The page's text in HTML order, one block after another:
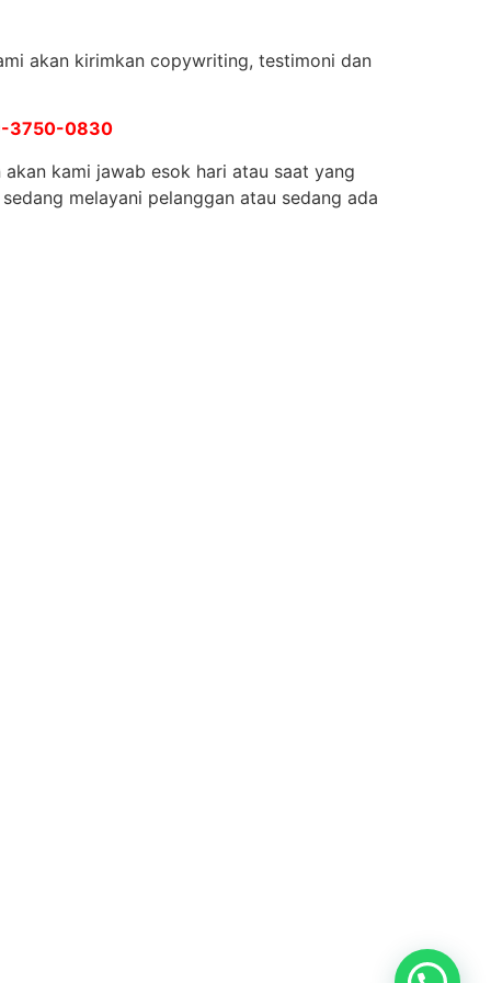
akan kirimkan copywriting, testimoni dan
3750-0830
kami jawab esok hari atau saat yang
melayani pelanggan atau sedang ada